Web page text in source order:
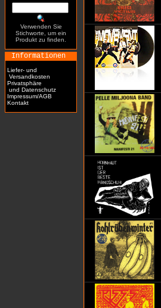
Verwenden Sie
Stichworte, um ein
Produkt zu finden.
Informationen
Liefer- und
Versandkosten
Privatsphäre
und Datenschutz
Impressum/AGB
Kontakt